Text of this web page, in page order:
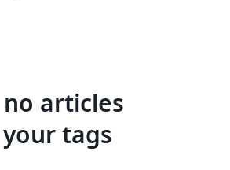
articles
tags